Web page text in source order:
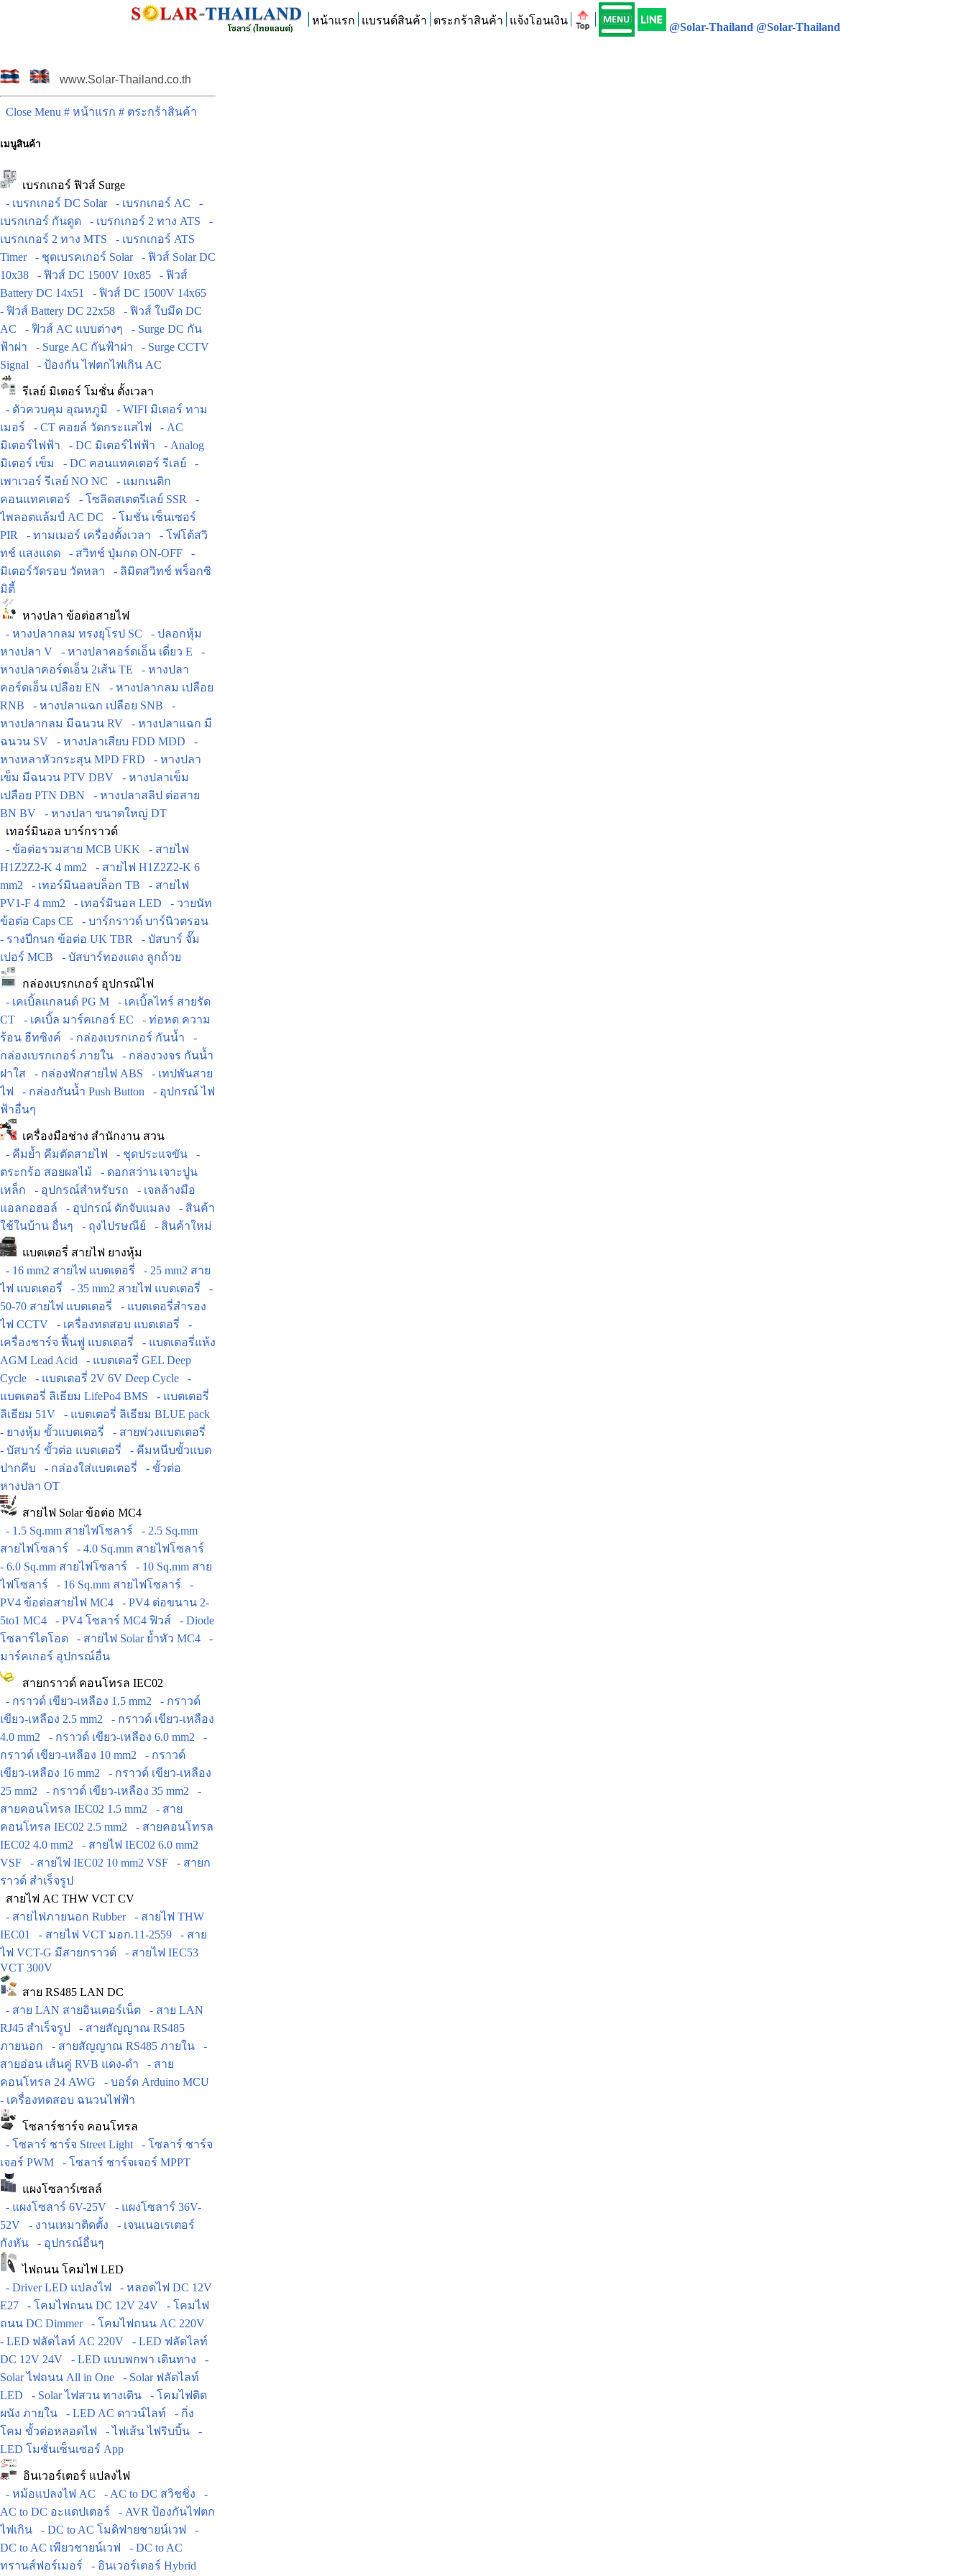
หน้าแรก แบรนด์สินค้า ตระกร้าสินค้า แจ้งโอนเงิน
@Solar-Thailand @Solar-Thailand
www.Solar-Thailand.co.th
Close Menu # หน้าแรก # ตระกร้าสินค้า
เมนูสินค้า
เบรกเกอร์ ฟิวส์ Surge
- เบรกเกอร์ DC Solar
- เบรกเกอร์ AC
-
เบรกเกอร์ กันดูด
- เบรกเกอร์ 2 ทาง ATS
-
เบรกเกอร์ 2 ทาง MTS
- เบรกเกอร์ ATS
Timer
- ชุดเบรคเกอร์ Solar
- ฟิวส์ Solar DC
10x38
- ฟิวส์ DC 1500V 10x85
- ฟิวส์
Battery DC 14x51
- ฟิวส์ DC 1500V 14x65
- ฟิวส์ Battery DC 22x58
- ฟิวส์ ใบมีด DC
AC
- ฟิวส์ AC แบบต่างๆ
- Surge DC กัน
ฟ้าผ่า
- Surge AC กันฟ้าผ่า
- Surge CCTV
Signal
- ป้องกัน ไฟตกไฟเกิน AC
รีเลย์ มิเตอร์ โมชั่น ตั้งเวลา
- ตัวควบคุม อุณหภูมิ
- WIFI มิเตอร์ ทาม
เมอร์
- CT คอยล์ วัดกระแสไฟ
- AC
มิเตอร์ไฟฟ้า
- DC มิเตอร์ไฟฟ้า
- Analog
มิเตอร์ เข็ม
- DC คอนแทคเตอร์ รีเลย์
-
เพาเวอร์ รีเลย์ NO NC
- แมกเนติก
คอนแทคเตอร์
- โซลิดสเตตรีเลย์ SSR
-
ไพลอตแล้มป์ AC DC
- โมชั่น เซ็นเซอร์
PIR
- ทามเมอร์ เครื่องตั้งเวลา
- โฟโต้สวิ
ทช์ แสงแดด
- สวิทช์ ปุ่มกด ON-OFF
-
มิเตอร์วัดรอบ วัดหลา
- ลิมิตสวิทช์ พร็อกซิ
มิตี้
หางปลา ข้อต่อสายไฟ
- หางปลากลม ทรงยุโรป SC
- ปลอกหุ้ม
หางปลา V
- หางปลาคอร์ดเอ็น เดี่ยว E
-
หางปลาคอร์ดเอ็น 2เส้น TE
- หางปลา
คอร์ดเอ็น เปลือย EN
- หางปลากลม เปลือย
RNB
- หางปลาแฉก เปลือย SNB
-
หางปลากลม มีฉนวน RV
- หางปลาแฉก มี
ฉนวน SV
- หางปลาเสียบ FDD MDD
-
หางหลาหัวกระสุน MPD FRD
- หางปลา
เข็ม มีฉนวน PTV DBV
- หางปลาเข็ม
เปลือย PTN DBN
- หางปลาสลิป ต่อสาย
BN BV
- หางปลา ขนาดใหญ่ DT
เทอร์มินอล บาร์กราวด์
- ข้อต่อรวมสาย MCB UKK
- สายไฟ
H1Z2Z2-K 4 mm2
- สายไฟ H1Z2Z2-K 6
mm2
- เทอร์มินอลบล็อก TB
- สายไฟ
PV1-F 4 mm2
- เทอร์มินอล LED
- วายนัท
ข้อต่อ Caps CE
- บาร์กราวด์ บาร์นิวตรอน
- รางปีกนก ข้อต่อ UK TBR
- บัสบาร์ จั๊ม
เปอร์ MCB
- บัสบาร์ทองแดง ลูกถ้วย
กล่องเบรกเกอร์ อุปกรณ์ไฟ
- เคเบิ้ลแกลนด์ PG M
- เคเบิ้ลไทร์ สายรัด
CT
- เคเบิ้ล มาร์คเกอร์ EC
- ท่อหด ความ
ร้อน ฮีทซิงค์
- กล่องเบรกเกอร์ กันน้ำ
-
กล่องเบรกเกอร์ ภายใน
- กล่องวงจร กันน้ำ
ฝาใส
- กล่องพักสายไฟ ABS
- เทปพันสาย
ไฟ
- กล่องกันน้ำ Push Button
- อุปกรณ์ ไฟ
ฟ้าอื่นๆ
เครื่องมือช่าง สำนักงาน สวน
- คีมย้ำ คีมตัดสายไฟ
- ชุดประแจขัน
-
ตระกร้อ สอยผลไม้
- ดอกสว่าน เจาะปูน
เหล็ก
- อุปกรณ์สำหรับรถ
- เจลล้างมือ
แอลกอฮอล์
- อุปกรณ์ ดักจับแมลง
- สินค้า
ใช้ในบ้าน อื่นๆ
- ถุงไปรษณีย์ - สินค้าใหม่
แบตเตอรี่ สายไฟ ยางหุ้ม
- 16 mm2 สายไฟ แบตเตอรี่
- 25 mm2 สาย
ไฟ แบตเตอรี่
- 35 mm2 สายไฟ แบตเตอรี่
-
50-70 สายไฟ แบตเตอรี่
- แบตเตอรี่สำรอง
ไฟ CCTV
- เครื่องทดสอบ แบตเตอรี่
-
เครื่องชาร์จ ฟื้นฟู แบตเตอรี่
- แบตเตอรี่แห้ง
AGM Lead Acid
- แบตเตอรี่ GEL Deep
Cycle
- แบตเตอรี่ 2V 6V Deep Cycle
-
แบตเตอรี่ ลิเธียม LifePo4 BMS
- แบตเตอรี่
ลิเธียม 51V
- แบตเตอรี่ ลิเธียม BLUE pack
- ยางหุ้ม ขั้วแบตเตอรี่
- สายพ่วงแบตเตอรี่
- บัสบาร์ ขั้วต่อ แบตเตอรี่
- คีมหนีบขั้วแบต
ปากคีบ
- กล่องใส่แบตเตอรี่
- ขั้วต่อ
หางปลา OT
สายไฟ Solar ข้อต่อ MC4
- 1.5 Sq.mm สายไฟโซลาร์
- 2.5 Sq.mm
สายไฟโซลาร์
- 4.0 Sq.mm สายไฟโซลาร์
- 6.0 Sq.mm สายไฟโซลาร์
- 10 Sq.mm สาย
ไฟโซลาร์
- 16 Sq.mm สายไฟโซลาร์
-
PV4 ข้อต่อสายไฟ MC4
- PV4 ต่อขนาน 2-
5to1 MC4
- PV4 โซลาร์ MC4 ฟิวส์
- Diode
โซลาร์ไดโอด
- สายไฟ Solar ย้ำหัว MC4
-
มาร์คเกอร์ อุปกรณ์อื่น
สายกราวด์ คอนโทรล IEC02
- กราวด์ เขียว-เหลือง 1.5 mm2
- กราวด์
เขียว-เหลือง 2.5 mm2
- กราวด์ เขียว-เหลือง
4.0 mm2
- กราวด์ เขียว-เหลือง 6.0 mm2
-
กราวด์ เขียว-เหลือง 10 mm2
- กราวด์
เขียว-เหลือง 16 mm2
- กราวด์ เขียว-เหลือง
25 mm2
- กราวด์ เขียว-เหลือง 35 mm2
-
สายคอนโทรล IEC02 1.5 mm2
- สาย
คอนโทรล IEC02 2.5 mm2
- สายคอนโทรล
IEC02 4.0 mm2
- สายไฟ IEC02 6.0 mm2
VSF
- สายไฟ IEC02 10 mm2 VSF
- สายก
ราวด์ สำเร็จรูป
สายไฟ AC THW VCT CV
- สายไฟภายนอก Rubber
- สายไฟ THW
IEC01
- สายไฟ VCT มอก.11-2559
- สาย
ไฟ VCT-G มีสายกราวด์
- สายไฟ IEC53
VCT 300V
สาย RS485 LAN DC
- สาย LAN สายอินเตอร์เน็ต
- สาย LAN
RJ45 สำเร็จรูป
- สายสัญญาณ RS485
ภายนอก
- สายสัญญาณ RS485 ภายใน
-
สายอ่อน เส้นคู่ RVB แดง-ดำ
- สาย
คอนโทรล 24 AWG
- บอร์ด Arduino MCU
- เครื่องทดสอบ ฉนวนไฟฟ้า
โซลาร์ชาร์จ คอนโทรล
- โซลาร์ ชาร์จ Street Light
- โซลาร์ ชาร์จ
เจอร์ PWM
- โซลาร์ ชาร์จเจอร์ MPPT
แผงโซลาร์เซลล์
- แผงโซลาร์ 6V-25V
- แผงโซลาร์ 36V-
52V
- งานเหมาติดตั้ง
- เจนเนอเรเตอร์
กังหัน
- อุปกรณ์อื่นๆ
ไฟถนน โคมไฟ LED
- Driver LED แปลงไฟ
- หลอดไฟ DC 12V
E27
- โคมไฟถนน DC 12V 24V
- โคมไฟ
ถนน DC Dimmer
- โคมไฟถนน AC 220V
- LED ฟลัดไลท์ AC 220V
- LED ฟลัดไลท์
DC 12V 24V
- LED แบบพกพา เดินทาง
-
Solar ไฟถนน All in One
- Solar ฟลัดไลท์
LED
- Solar ไฟสวน ทางเดิน
- โคมไฟติด
ผนัง ภายใน
- LED AC ดาวน์ไลท์
- กิ่ง
โคม ขั้วต่อหลอดไฟ
- ไฟเส้น ไฟริบบิ้น
-
LED โมชั่นเซ็นเซอร์ App
อินเวอร์เตอร์ แปลงไฟ
- หม้อแปลงไฟ AC
- AC to DC สวิชชิ่ง
-
AC to DC อะแดปเตอร์
- AVR ป้องกันไฟตก
ไฟเกิน
- DC to AC โมดิฟายชายน์เวฟ
-
DC to AC เพียวชายน์เวฟ
- DC to AC
ทรานส์ฟอร์เมอร์
- อินเวอร์เตอร์ Hybrid